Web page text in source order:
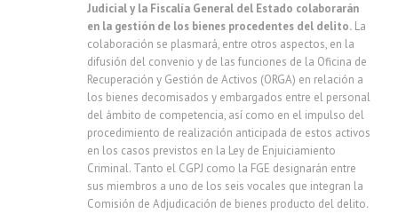
Judicial y la Fiscalía General del Estado colaborarán
en la gestión de los bienes procedentes del delito. La
colaboración se plasmará, entre otros aspectos, en la
difusión del convenio y de las funciones de la Oficina de
Recuperación y Gestión de Activos (ORGA) en relación a
los bienes decomisados y embargados entre el personal
del ámbito de competencia, así como en el impulso del
procedimiento de realización anticipada de estos activos
en los casos previstos en la Ley de Enjuiciamiento
Criminal. Tanto el CGPJ como la FGE designarán entre
sus miembros a uno de los seis vocales que integran la
Comisión de Adjudicación de bienes producto del delito.